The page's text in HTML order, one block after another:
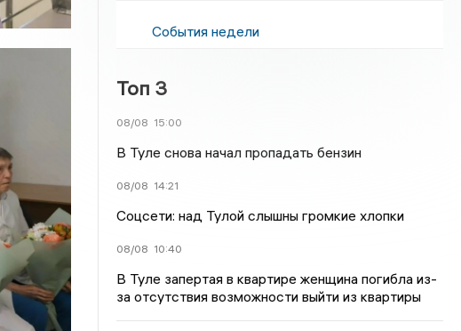
События недели
Топ 3
08/08 15:00
В Туле снова начал пропадать бензин
08/08 14:21
Соцсети: над Тулой слышны громкие хлопки
08/08 10:40
В Туле запертая в квартире женщина погибла из-
за отсутствия возможности выйти из квартиры